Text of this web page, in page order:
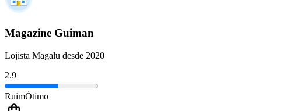
Magazine Guiman
Lojista Magalu desde 2020
2.9
RuimÓtimo